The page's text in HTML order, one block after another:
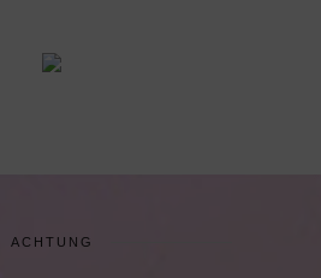
ACHTUNG